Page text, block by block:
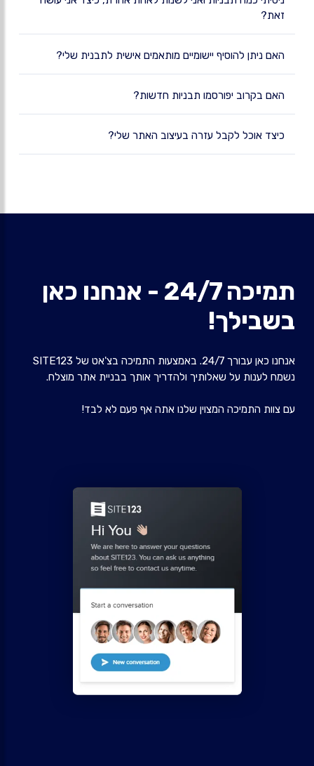
זאת?
האם ניתן להוסיף יישומיים מותאמים אישית לתבנית שלי?
האם בקרוב יפורסמו תבניות חדשות?
כיצד אוכל לקבל עזרה בעיצוב האתר שלי?
תמיכה 24/7 - אנחנו כאן
בשבילך!
אנחנו כאן עבורך 24/7. באמצעות התמיכה בצ'אט של SITE123
נשמח לענות על שאלותיך ולהדריך אותך בבניית אתר מוצלח.
עם צוות התמיכה המצוין שלנו אתה אף פעם לא לבד!